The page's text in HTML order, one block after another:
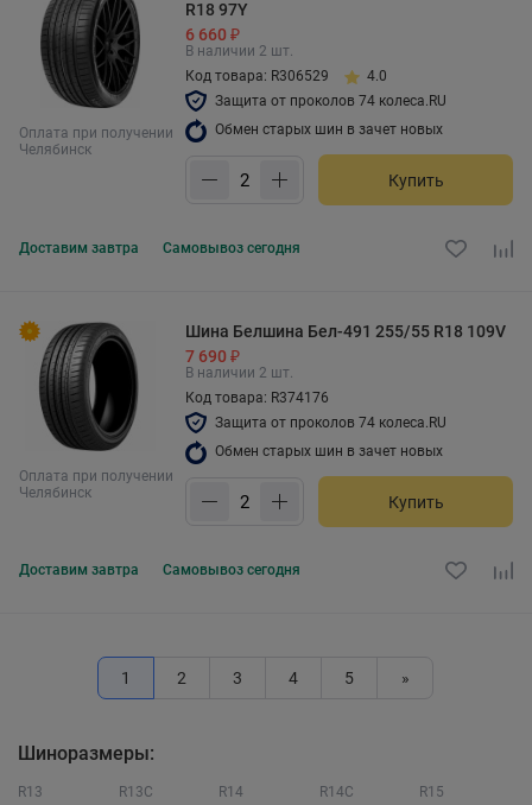
Оплата при получении
Челябинск
R18 97Y
6 660 ₽
В наличии 2 шт.
Код товара: R306529
4.0
Защита от проколов 74 колеса.RU
Обмен старых шин в зачет новых
Купить
Доставим завтра Самовывоз сегодня
Оплата при получении
Челябинск
Шина Белшина Бел-491 255/55 R18 109V
7 690 ₽
В наличии 2 шт.
Код товара: R374176
Защита от проколов 74 колеса.RU
Обмен старых шин в зачет новых
Купить
Доставим завтра Самовывоз сегодня
1 2 3 4 5 »
Шиноразмеры:
R13 R13C R14 R14C
R15